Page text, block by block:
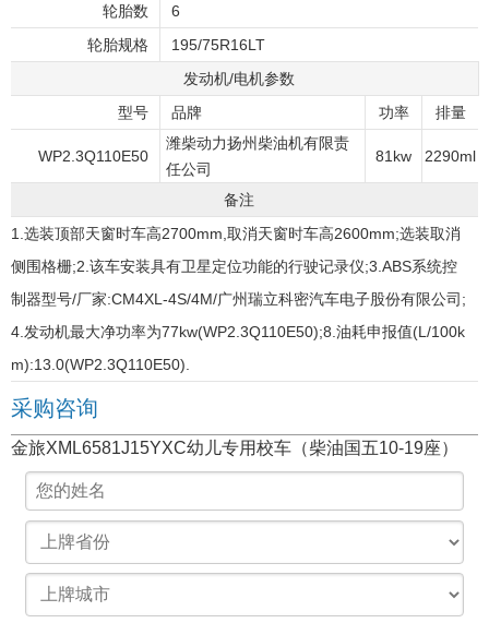
轮胎数
6
轮胎规格
195/75R16LT
发动机/电机参数
型号
品牌 功率 排量
WP2.3Q110E50
潍柴动力扬州柴油机有限责
任公司
81kw 2290ml
备注
1.选装顶部天窗时车高2700mm,取消天窗时车高2600mm;选装取消
侧围格栅;2.该车安装具有卫星定位功能的行驶记录仪;3.ABS系统控
制器型号/厂家:CM4XL-4S/4M/广州瑞立科密汽车电子股份有限公司;
4.发动机最大净功率为77kw(WP2.3Q110E50);8.油耗申报值(L/100k
m):13.0(WP2.3Q110E50).
采购咨询
金旅XML6581J15YXC幼儿专用校车（柴油国五10-19座）